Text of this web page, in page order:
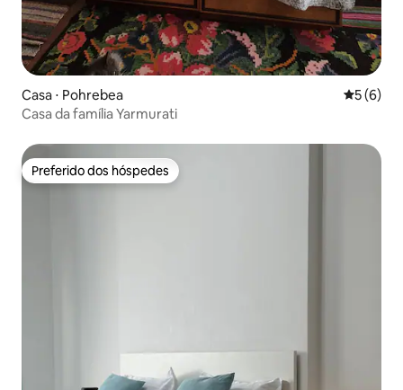
Casa ⋅ Pohrebea 5 de
5 (6)
Casa da família Yarmurati
Preferido dos hóspedes
Preferido dos hóspedes